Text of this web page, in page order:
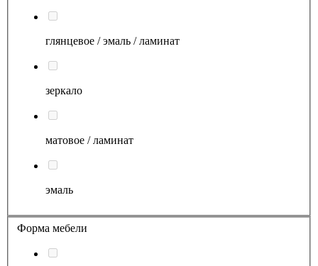
глянцевое / эмаль / ламинат
зеркало
матовое / ламинат
эмаль
Форма мебели